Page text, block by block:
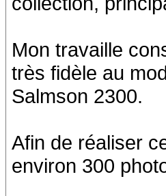
Mon travaille
très fidèle au
Salmson 2300.
Afin de réaliser
environ 300